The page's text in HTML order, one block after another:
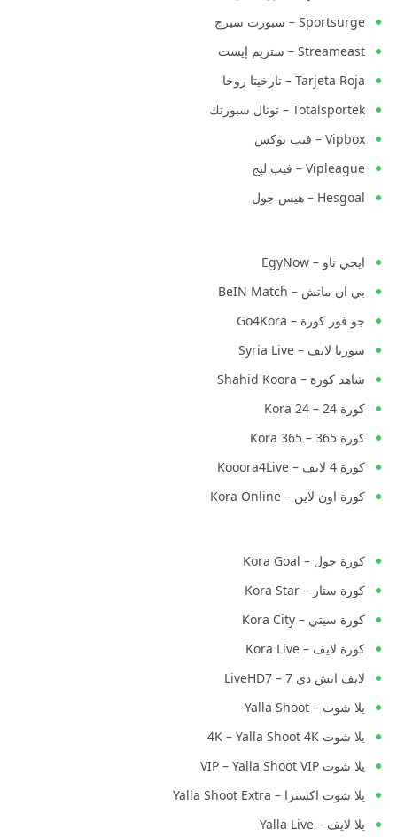
Sportsurge – سبورت سيرج
Streameast – ستريم إيست
Tarjeta Roja – تارخيتا روخا
Totalsportek – توتال سبورتك
Vipbox – فيب بوكس
Vipleague – فيب ليج
Hesgoal – هيس جول
ايجي ناو – EgyNow
بي ان ماتش – BeIN Match
جو فور كورة – Go4Kora
سوريا لايف – Syria Live
شاهد كورة – Shahid Koora
كورة 24 – Kora 24
كورة 365 – Kora 365
كورة 4 لايف – Kooora4Live
كورة اون لاين – Kora Online
كورة جول – Kora Goal
كورة ستار – Kora Star
كورة سيتي – Kora City
كورة لايف – Kora Live
لايف اتش دي 7 – LiveHD7
يلا شوت – Yalla Shoot
يلا شوت 4K – Yalla Shoot 4K
يلا شوت VIP – Yalla Shoot VIP
يلا شوت اكسترا – Yalla Shoot Extra
يلا لايف – Yalla Live